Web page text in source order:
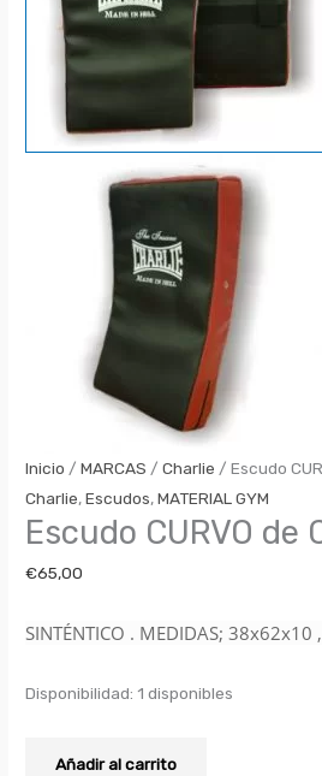
Inicio /MARCAS /Charlie / Escudo
Charlie,Escudos,MATERIAL GYM
Escudo CURVO de
€65,00
SINTÉNTICO . MEDIDAS; 38x62x10
Disponibilidad: 1 disponibles
Añadir al carrito